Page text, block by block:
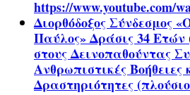
https://www.youtube.com/
Διορθόδοξος Σύνδεσμος
Παύλος» Δράσις 34 Ετών
στους Δεινοπαθούντας
Ανθρωπιστικές Βοήθειες
Δραστηριότητες